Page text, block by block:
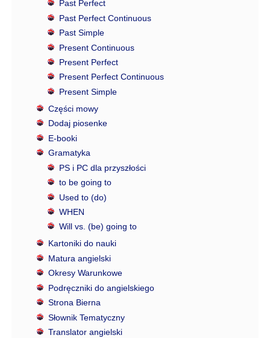
Past Perfect
Past Perfect Continuous
Past Simple
Present Continuous
Present Perfect
Present Perfect Continuous
Present Simple
Części mowy
Dodaj piosenke
E-booki
Gramatyka
PS i PC dla przyszłości
to be going to
Used to (do)
WHEN
Will vs. (be) going to
Kartoniki do nauki
Matura angielski
Okresy Warunkowe
Podręczniki do angielskiego
Strona Bierna
Słownik Tematyczny
Translator angielski